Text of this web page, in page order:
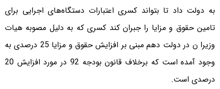
به دولت داد تا بتواند کسری اعتبارات دستگاه‌های اجرایی برای
تامین حقوق و مزایا را جبران کند کسری که به دلیل مصوبه هیات
وزیرا ن در دولت دهم مبنی بر افزایش حقوق و مزایا 25 درصدی به
وجود آمده است که برخلاف قانون بودجه 92 در مورد افزایش 20
درصدی است.